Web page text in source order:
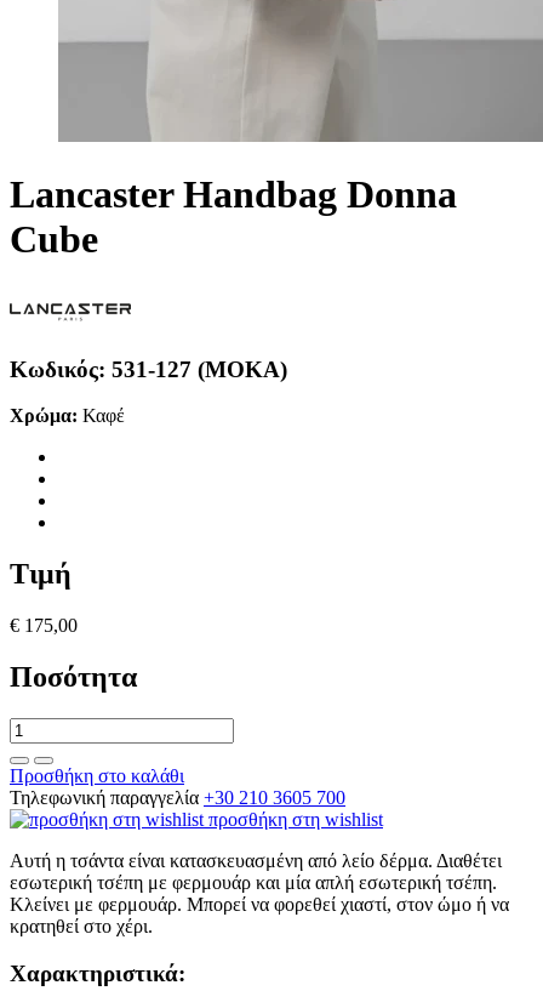
Lancaster Handbag Donna
Cube
Κωδικός: 531-127 (MOKA)
Χρώμα: Καφέ
Τιμή
€ 175,00
Ποσότητα
Προσθήκη στο καλάθι
Τηλεφωνική παραγγελία +30 210 3605 700
προσθήκη στη wishlist
Αυτή η τσάντα είναι κατασκευασμένη από λείο δέρμα. Διαθέτει
εσωτερική τσέπη με φερμουάρ και μία απλή εσωτερική τσέπη.
Κλείνει με φερμουάρ. Μπορεί να φορεθεί χιαστί, στον ώμο ή να
κρατηθεί στο χέρι.
Χαρακτηριστικά: